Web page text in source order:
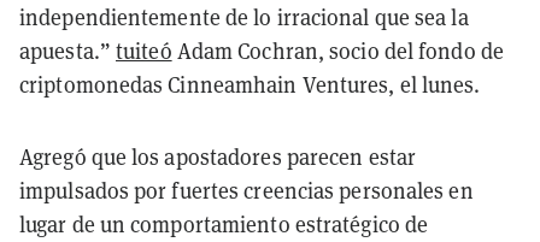
independientemente de lo irracional que sea la
apuesta.” tuiteó Adam Cochran,socio del fondo de
criptomonedas Cinneamhain Ventures, ellunes.
Agregó que los apostadores parecen estar
impulsados por fuertes creencias personales en
lugar de un comportamiento estratégico de